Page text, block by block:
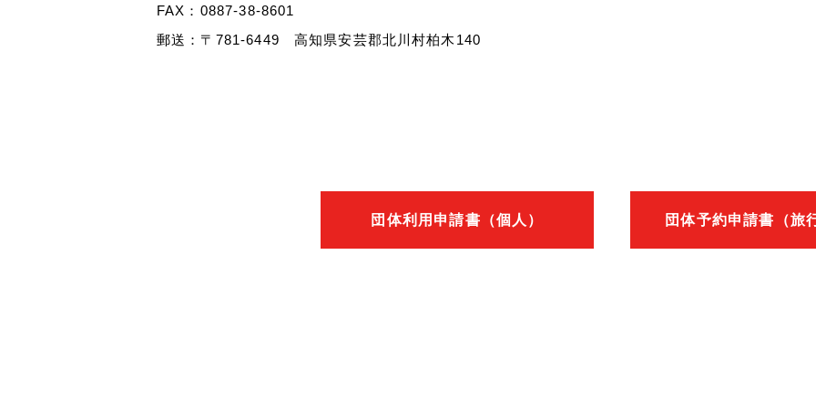
FAX：0887-38-8601
郵送：〒781-6449 高知県安芸郡北川村柏木140
団体利用申請書（個人） 団体予約申請書（旅